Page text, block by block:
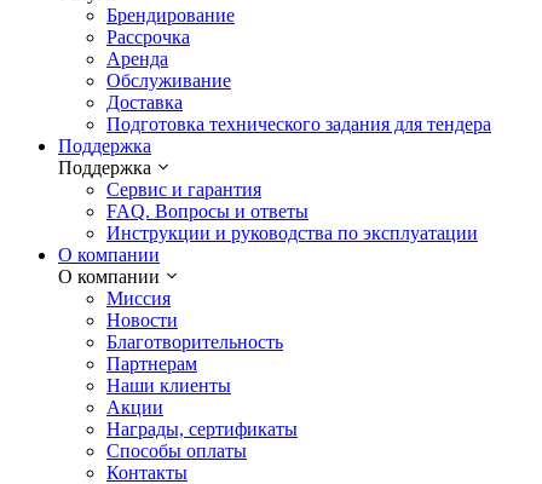
Брендирование
Рассрочка
Аренда
Обслуживание
Доставка
Подготовка технического задания для тендера
Поддержка
Поддержка
Сервис и гарантия
FAQ. Вопросы и ответы
Инструкции и руководства по эксплуатации
О компании
О компании
Миссия
Новости
Благотворительность
Партнерам
Наши клиенты
Акции
Награды, сертификаты
Способы оплаты
Контакты